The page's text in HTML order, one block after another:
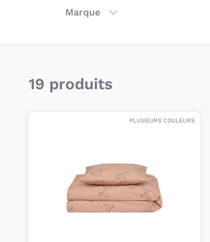
19 produits
Marque
PLUSIEURS COULEURS